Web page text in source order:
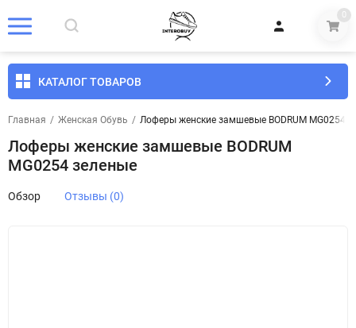
0
КАТАЛОГ ТОВАРОВ
Главная / Женская Обувь / Лоферы женские замшевые BODRUM MG0254
Лоферы женские замшевые BODRUM
MG0254 зеленые
Обзор Отзывы (0)